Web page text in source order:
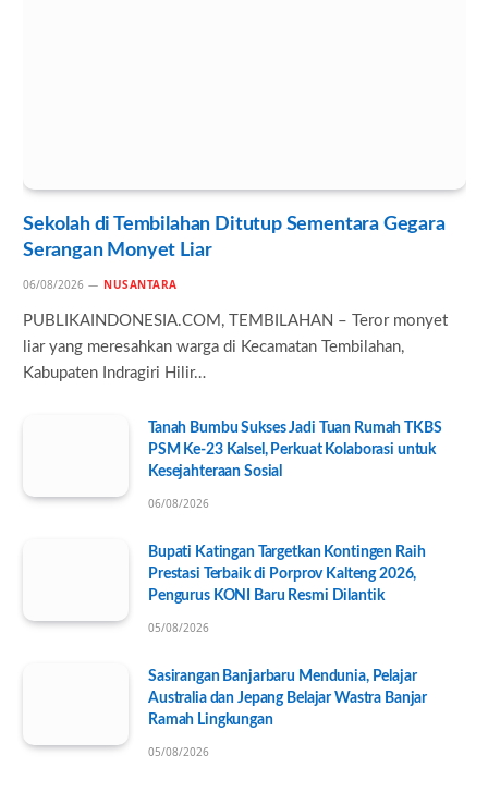
Sekolah di Tembilahan Ditutup Sementara Gegara
Serangan Monyet Liar
06/08/2026 NUSANTARA
PUBLIKAINDONESIA.COM, TEMBILAHAN – Teror monyet
liar yang meresahkan warga di Kecamatan Tembilahan,
Kabupaten Indragiri Hilir…
Tanah Bumbu Sukses Jadi Tuan Rumah TKBS
PSM Ke-23 Kalsel, Perkuat Kolaborasi untuk
Kesejahteraan Sosial
06/08/2026
Bupati Katingan Targetkan Kontingen Raih
Prestasi Terbaik di Porprov Kalteng 2026,
Pengurus KONI Baru Resmi Dilantik
05/08/2026
Sasirangan Banjarbaru Mendunia, Pelajar
Australia dan Jepang Belajar Wastra Banjar
Ramah Lingkungan
05/08/2026